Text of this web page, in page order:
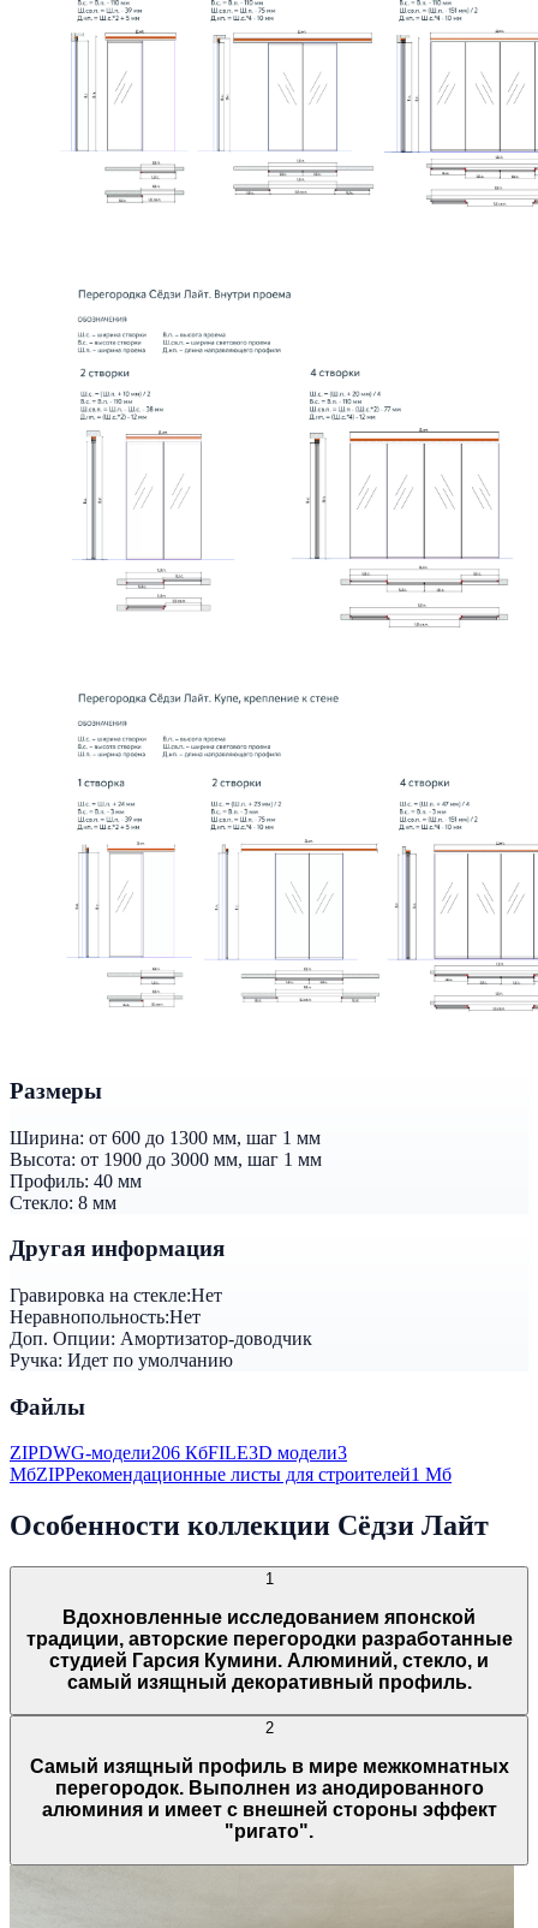
Размеры
Ширина: от 600 до 1300 мм, шаг 1 мм
Высота: от 1900 до 3000 мм, шаг 1 мм
Профиль: 40 мм
Стекло: 8 мм
Другая информация
Гравировка на стекле:Нет
Неравнопольность:Нет
Доп. Опции: Амортизатор-доводчик
Ручка: Идет по умолчанию
Файлы
ZIPDWG-модели206 КбFILE3D модели3
МбZIPРекомендационные листы для строителей1 Мб
Особенности коллекции Сёдзи Лайт
1
Вдохновленные исследованием японской
традиции, авторские перегородки разработанные
студией Гарсия Кумини. Алюминий, стекло, и
самый изящный декоративный профиль.
2
Самый изящный профиль в мире межкомнатных
перегородок. Выполнен из анодированного
алюминия и имеет с внешней стороны эффект
"ригато".